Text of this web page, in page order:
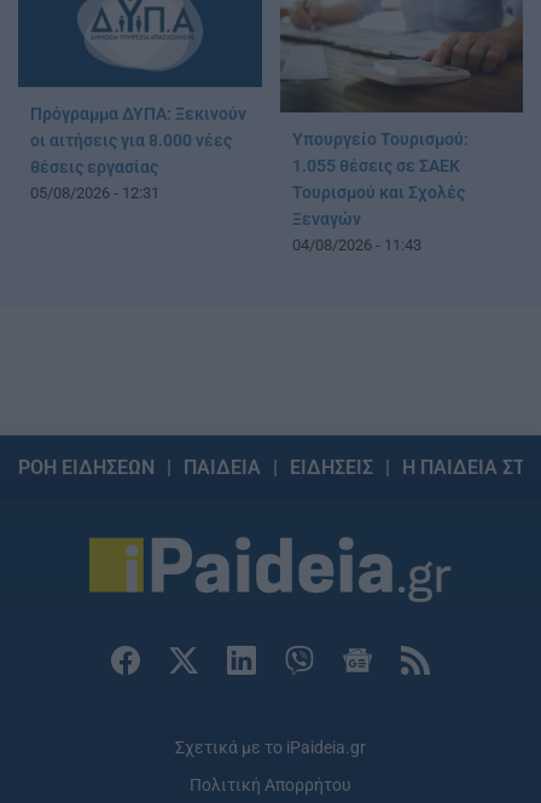
Πρόγραμμα ΔΥΠΑ: Ξεκινούν
οι αιτήσεις για 8.000 νέες
θέσεις εργασίας
05/08/2026 - 12:31
Υπουργείο Τουρισμού:
1.055 θέσεις σε ΣΑΕΚ
Τουρισμού και Σχολές
Ξεναγών
04/08/2026 - 11:43
ΡΟΗ ΕΙΔΗΣΕΩΝ ΠΑΙΔΕΙΑ ΕΙΔΗΣΕΙΣ Η ΠΑΙΔΕΙΑ
Σχετικά με το iPaideia.gr
Πολιτική Απορρήτου